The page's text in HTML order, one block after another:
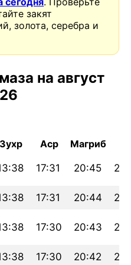
закят
золота, серебра и
на август
Зухр Аср Магриб
17:31 20:45
17:31 20:44
17:30 20:43
17:30 20:42